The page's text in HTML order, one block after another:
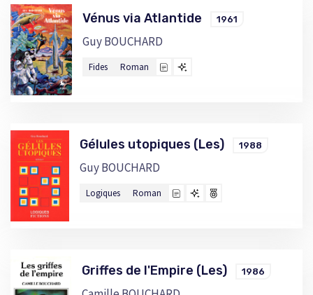
Vénus via Atlantide 1961
Guy BOUCHARD
Fides Roman
Gélules utopiques (Les) 1988
Guy BOUCHARD
Logiques Roman
Griffes de l'Empire (Les) 1986